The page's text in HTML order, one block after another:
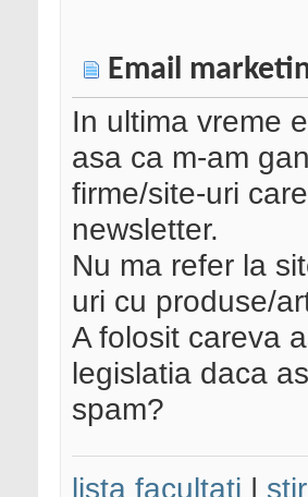
Email
In ultima vreme
asa ca m-am
firme/site-uri
newsletter.
Nu ma refer la
uri cu produse/
A folosit careva
legislatia daca
spam?
lista facultati |